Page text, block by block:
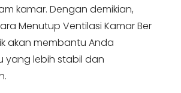
kamar. Dengan demikian,
Menutup Ventilasi Kamar Ber
akan membantu Anda
yang lebih stabil dan